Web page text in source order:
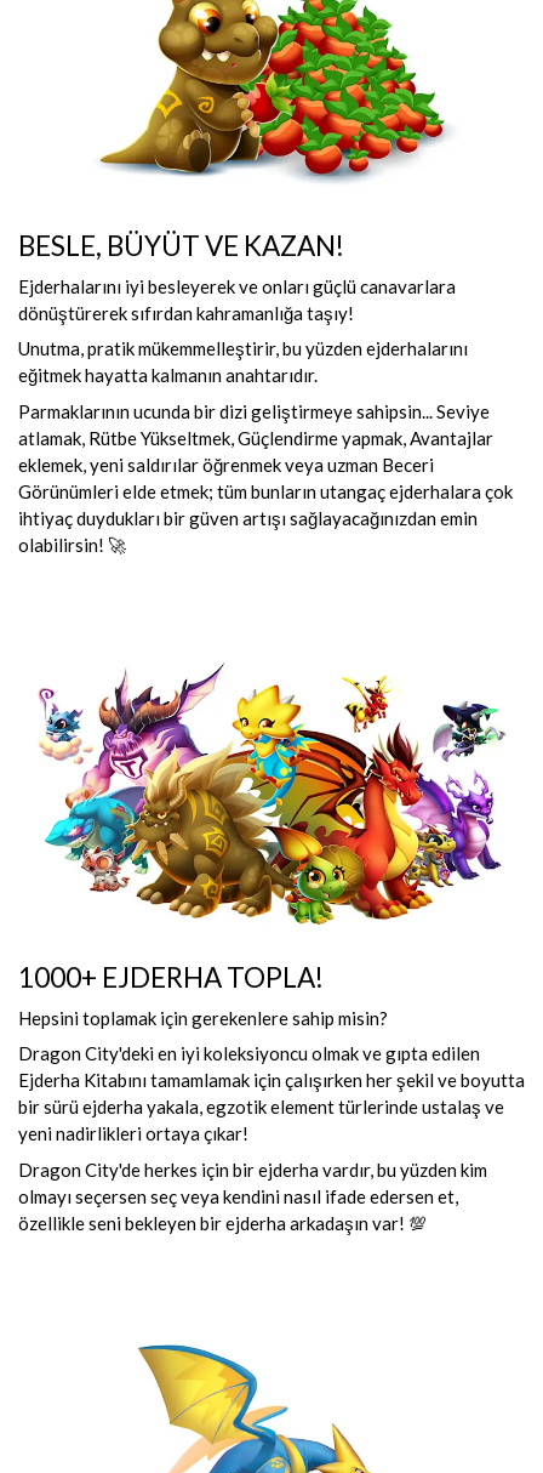
BESLE, BÜYÜT VE KAZAN!
Ejderhalarını iyi besleyerek ve onları güçlü canavarlara
dönüştürerek sıfırdan kahramanlığa taşıy!
Unutma, pratik mükemmelleştirir, bu yüzden ejderhalarını
eğitmek hayatta kalmanın anahtarıdır.
Parmaklarının ucunda bir dizi geliştirmeye sahipsin... Seviye
atlamak, Rütbe Yükseltmek, Güçlendirme yapmak, Avantajlar
eklemek, yeni saldırılar öğrenmek veya uzman Beceri
Görünümleri elde etmek; tüm bunların utangaç ejderhalara çok
ihtiyaç duydukları bir güven artışı sağlayacağınızdan emin
olabilirsin! 🚀
1000+ EJDERHA TOPLA!
Hepsini toplamak için gerekenlere sahip misin?
Dragon City'deki en iyi koleksiyoncu olmak ve gıpta edilen
Ejderha Kitabını tamamlamak için çalışırken her şekil ve boyutta
bir sürü ejderha yakala, egzotik element türlerinde ustalaş ve
yeni nadirlikleri ortaya çıkar!
Dragon City'de herkes için bir ejderha vardır, bu yüzden kim
olmayı seçersen seç veya kendini nasıl ifade edersen et,
özellikle seni bekleyen bir ejderha arkadaşın var! 💯